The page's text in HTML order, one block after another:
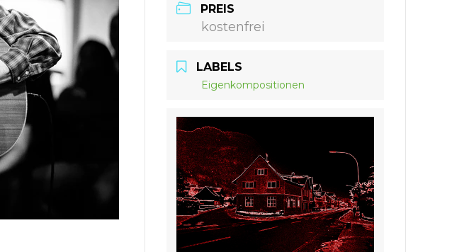
PREIS
kostenfrei
LABELS
Eigenkompositionen